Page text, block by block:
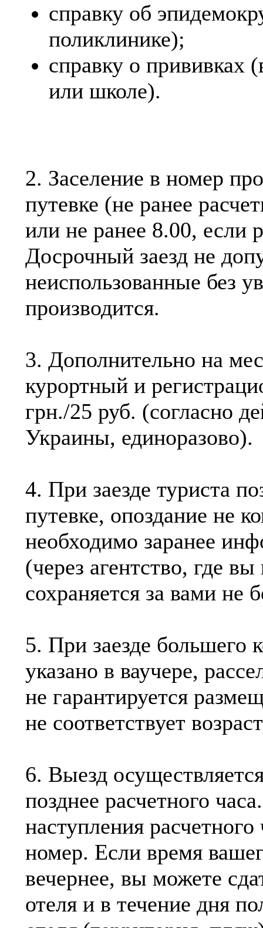
справку об
поликлинике);
справку о прививках
или школе).
2. Заселение в номер
путевке (не ранее
или не ранее 8.00, если
Досрочный заезд не
неиспользованные без
производится.
3. Дополнительно на
курортный и
грн./25 руб. (согласно
Украины, единоразово).
4. При заезде туриста
путевке, опоздание не
необходимо заранее
(через агентство, где
сохраняется за вами не
5. При заезде большего
указано в ваучере,
не гарантируется
не соответствует
6. Выезд
позднее расчетного
наступления
номер. Если время
вечернее, вы можете
отеля и в течение дня